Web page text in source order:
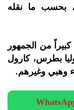
بحسب ما نقله
من الجمهور
بطرس، كارول
وهبي وغيرهم.